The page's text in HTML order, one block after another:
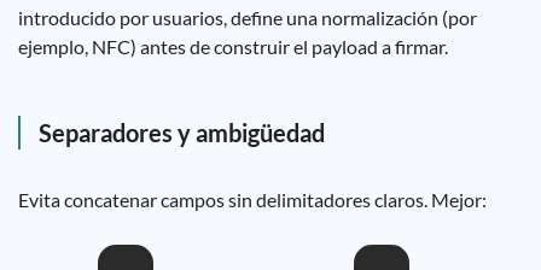
introducido por usuarios, define una normalización (por
ejemplo, NFC) antes de construir el payload a firmar.
Separadores y ambigüedad
Evita concatenar campos sin delimitadores claros. Mejor: